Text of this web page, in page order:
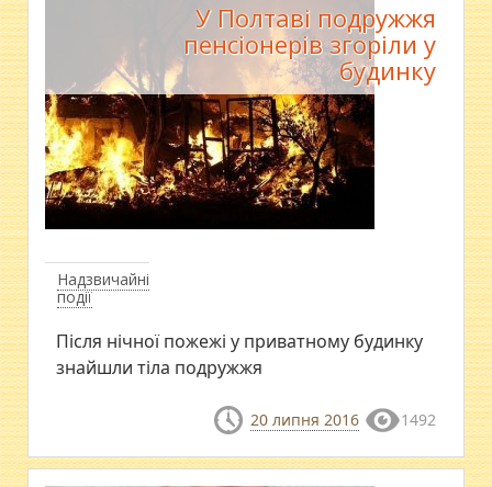
Надзвичайні
події
У Полтаві подружжя
пенсіонерів згоріли у
будинку
Після нічної пожежі у приватному будинку
знайшли тіла подружжя
20 липня 2016 1492